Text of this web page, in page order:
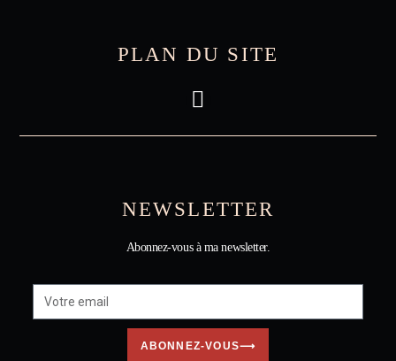
PLAN DU SITE
NEWSLETTER
Abonnez-vous à ma newsletter.
ABONNEZ-VOUS⟶